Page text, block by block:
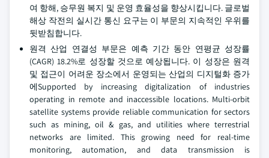
여 항해, 승무원 복지 및 운영 효율성을 향상시킵니다. 글로벌
해상 작전의 실시간 통신 요구는 이 부문의 지속적인 우위를
뒷받침합니다.
원격 산업 연결성 부문은 예측 기간 동안 연평균 성장률
(CAGR) 18.2%로 성장할 것으로 예상됩니다. 이 성장은 원격
및 접근이 어려운 장소에서 운영되는 산업의 디지털화 증가
에Supported by increasing digitalization of industries
operating in remote and inaccessible locations. Multi‑orbit
satellite systems provide reliable communication for sectors
such as mining, oil & gas, and utilities where terrestrial
networks are limited. This growing need for real‑time
monitoring, automation, and data transmission is